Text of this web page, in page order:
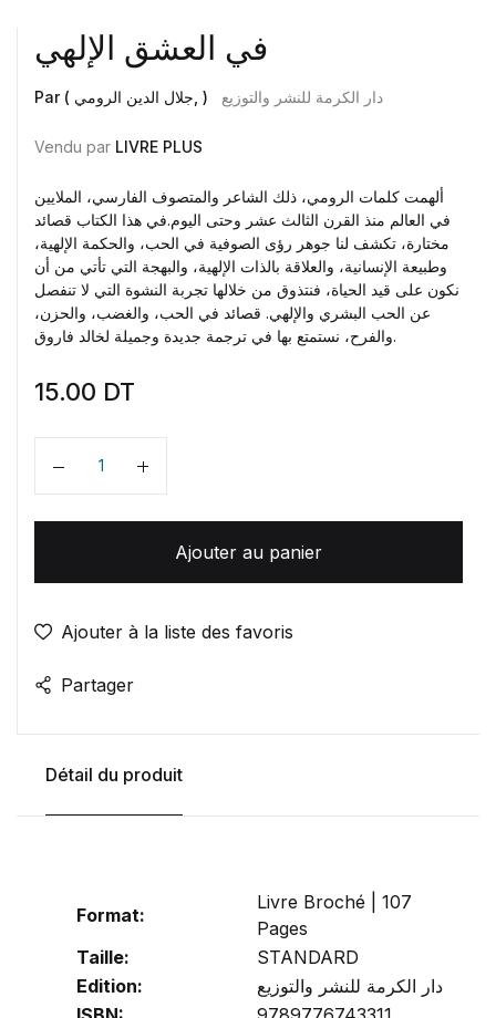
في العشق الإلهي
Par ( جلال الدين الرومي, ) دار الكرمة للنشر والتوزيع
Vendu par LIVRE PLUS
ألهمت كلمات الرومي، ذلك الشاعر والمتصوف الفارسي، الملايين
في العالم منذ القرن الثالث عشر وحتى اليوم.في هذا الكتاب قصائد
مختارة، تكشف لنا جوهر رؤى الصوفية في الحب، والحكمة الإلهية،
وطبيعة الإنسانية، والعلاقة بالذات الإلهية، والبهجة التي تأتي من أن
نكون على قيد الحياة، فنتذوق من خلالها تجربة النشوة التي لا تنفصل
عن الحب البشري والإلهي. قصائد في الحب، والغضب، والحزن،
والفرح، نستمتع بها في ترجمة جديدة وجميلة لخالد فاروق.
15.00 DT
Quantité
Ajouter au panier
Ajouter à la liste des favoris
Partager
Détail du produit
Format:
Livre Broché | 107
Pages
Taille:
STANDARD
Edition:
دار الكرمة للنشر والتوزيع